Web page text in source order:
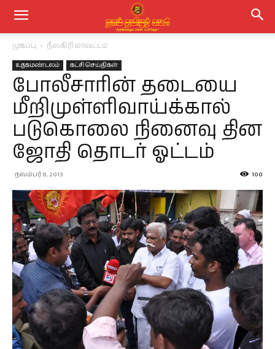
முகப்பு நீலகிரி மாவட்டம்
உதகமண்டலம் கட்சி செய்திகள்
போலீசாரின் தடையை
மீறிமுள்ளிவாய்க்கால்
படுகொலை நினைவு தின
ஜோதி தொடர் ஓட்டம்
நவம்பர் 8, 2013 100